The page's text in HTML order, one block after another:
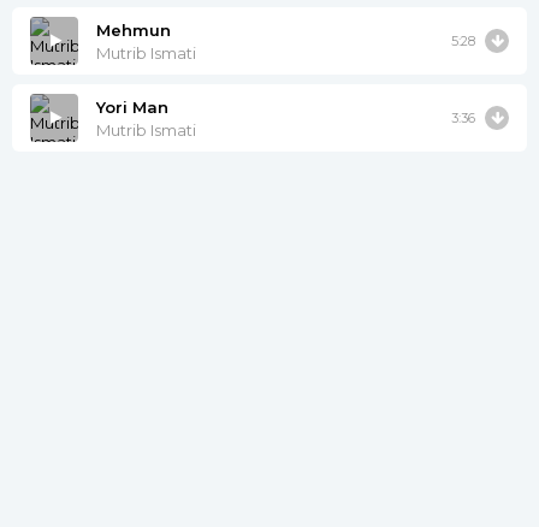
Mehmun
Mutrib Ismati
5:28
Yori Man
Mutrib Ismati
3:36